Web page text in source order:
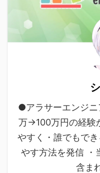
●アラサーエンジ
万→100万円の経験
やすく・誰でもで
やす方法を発信 ・
含ま